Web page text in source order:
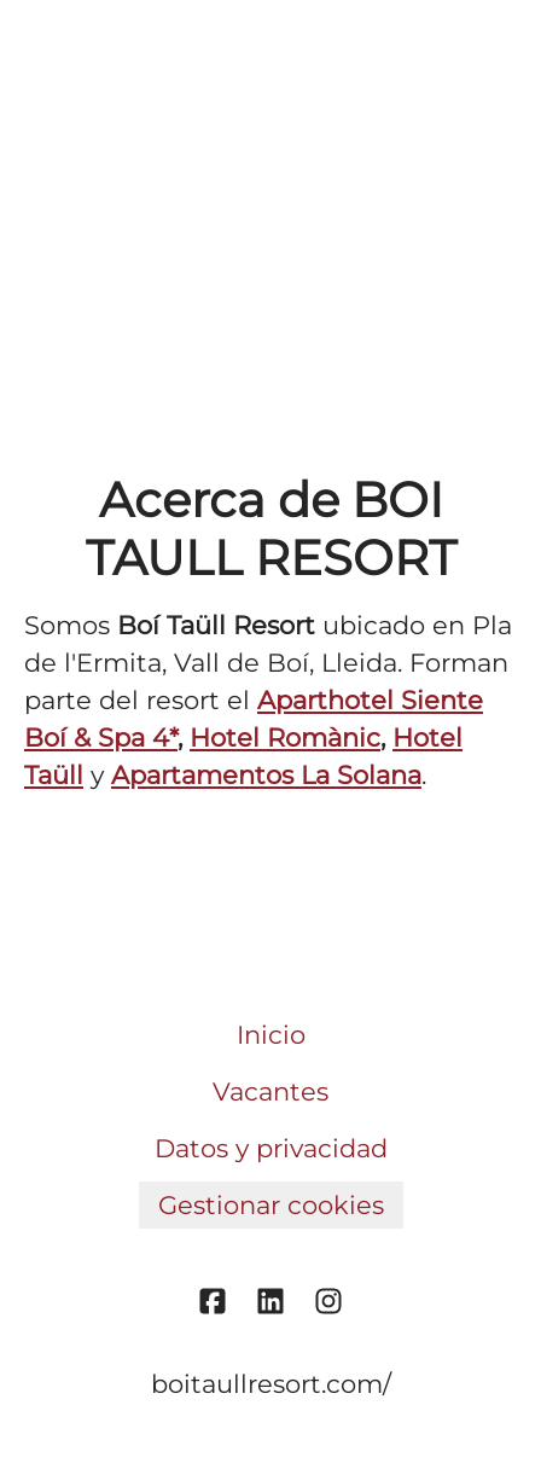
Acerca de BOI
TAULL RESORT
Somos Boí Taüll Resort ubicado en Pla
de l'Ermita, Vall de Boí, Lleida. Forman
parte del resort el Aparthotel Siente
Boí & Spa 4*, Hotel Romànic, Hotel
Taüll y Apartamentos La Solana.
Inicio
Vacantes
Datos y privacidad
Gestionar cookies
boitaullresort.com/